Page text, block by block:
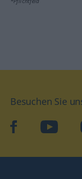
Besuchen Sie
facebookYouTube